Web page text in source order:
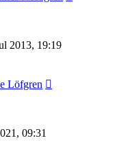
2013, 19:19
Löfgren
09:31